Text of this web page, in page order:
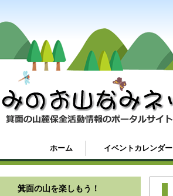
ホーム イベントカレンダー
箕面の山を楽しもう！